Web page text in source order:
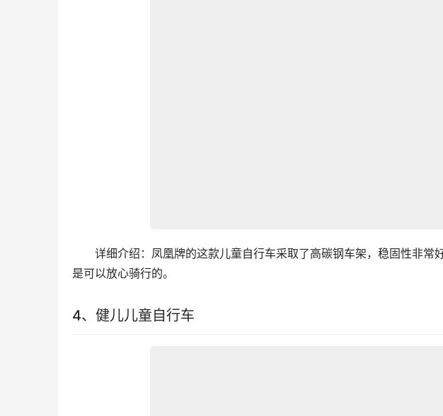
详细介绍：凤凰牌的这款儿童自行车采取了高碳钢车架，稳固性非常
是可以放心骑行的。
4、健儿儿童自行车